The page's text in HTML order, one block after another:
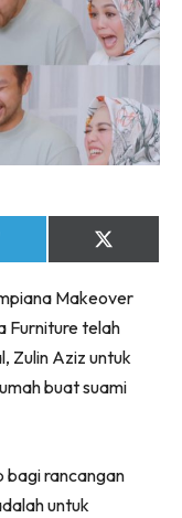
Share
on
(Twitter)
Makeover
Furniture telah
Zulin Aziz untuk
buat suami
bagi rancangan
untuk